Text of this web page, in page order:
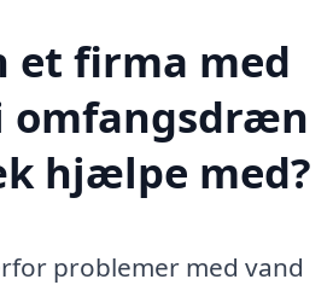
et firma med
omfangsdræn
hjælpe med?
problemer med vand